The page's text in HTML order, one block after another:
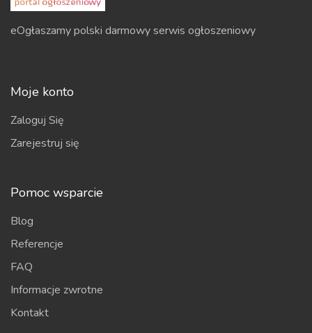
eOgłaszamy polski darmowy serwis ogłoszeniowy
Moje konto
Zaloguj Się
Zarejestruj się
Pomoc wsparcie
Blog
Referencje
FAQ
Informacje zwrotne
Kontakt